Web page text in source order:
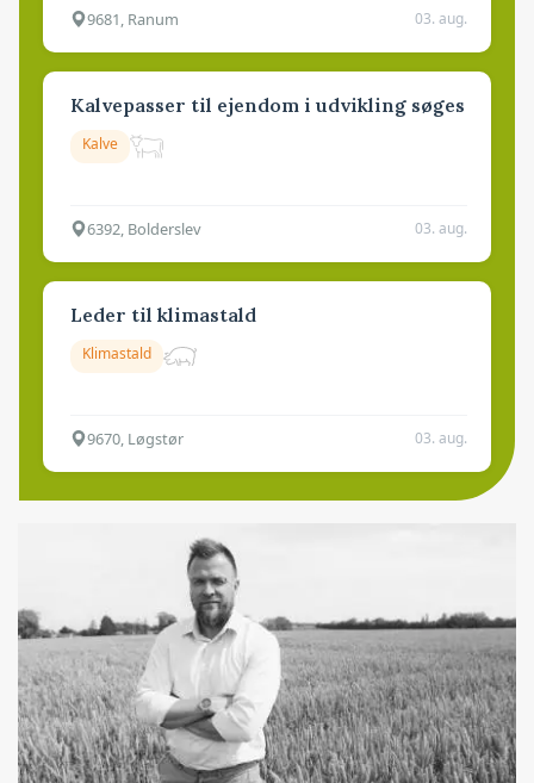
9681, Ranum 03. aug.
Kalvepasser til ejendom i udvikling søges
Kalve
6392, Bolderslev 03. aug.
Leder til klimastald
Klimastald
9670, Løgstør 03. aug.